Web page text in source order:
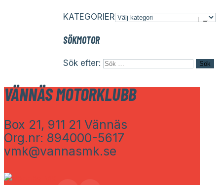
KATEGORIER
SÖKMOTOR
Sök efter:
VÄNNÄS MOTORKLUBB
Box 21, 911 21 Vännäs
Org.nr: 894000-5617
vmk@vannasmk.se